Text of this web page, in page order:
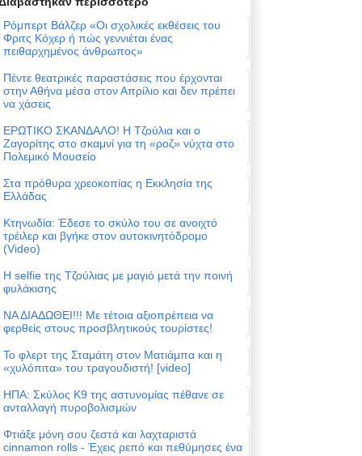
Ρόμπερτ Βάλζερ «Οι σχολικές εκθέσεις του
Φριτς Κόχερ ή πώς γεννιέται ένας
πειθαρχημένος άνθρωπος»
Πέντε θεατρικές παραστάσεις που έρχονται
στην Αθήνα μέσα στον Απρίλιο και δεν πρέπει
να χάσεις
ΕΡΩΤΙΚΟ ΣΚΑΝΔΑΛΟ! Η Τζούλια και ο
Ζαγορίτης στο σκαμνί για τη «ροζ» νύχτα στο
Πολεμικό Μουσείο
Στα πρόθυρα χρεοκοπίας η Εκκλησία της
Ελλάδας
Κτηνωδία: Έδεσε το σκύλο του σε ανοιχτό
τρέιλερ και βγήκε στον αυτοκινητόδρομο
(Video)
Η selfie της Τζούλιας με μαγιό μετά την ποινή
φυλάκισης
ΝΑ ΔΙΑΔΩΘΕΙ!!! Με τέτοια αξιοπρέπεια να
φερθείς στους προσβλητικούς τουρίστες!
Το φλερτ της Σταμάτη στον Ματιάμπα και η
«χυλόπιτα» του τραγουδιστή! [video]
ΗΠΑ: Σκύλος Κ9 της αστυνομίας πέθανε σε
ανταλλαγή πυροβολισμών
Φτιάξε μόνη σου ζεστά και λαχταριστά
cinnamon rolls - Έχεις ρεπό και πεθύμησες ένα